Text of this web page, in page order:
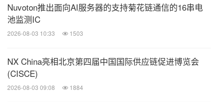
Nuvoton推出面向AI服务器的支持菊花链通信的16串电
池监测IC
2026-08-03 10:33 1503
NX China亮相北京第四届中国国际供应链促进博览会
(CISCE)
2026-08-03 09:08 1884